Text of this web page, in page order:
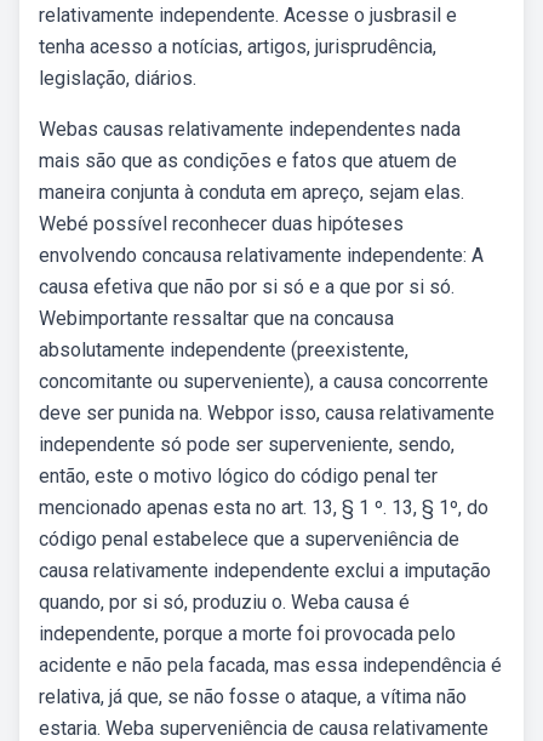
relativamente independente. Acesse o jusbrasil e
tenha acesso a notícias, artigos, jurisprudência,
legislação, diários.
Webas causas relativamente independentes nada
mais são que as condições e fatos que atuem de
maneira conjunta à conduta em apreço, sejam elas.
Webé possível reconhecer duas hipóteses
envolvendo concausa relativamente independente: A
causa efetiva que não por si só e a que por si só.
Webimportante ressaltar que na concausa
absolutamente independente (preexistente,
concomitante ou superveniente), a causa concorrente
deve ser punida na. Webpor isso, causa relativamente
independente só pode ser superveniente, sendo,
então, este o motivo lógico do código penal ter
mencionado apenas esta no art. 13, § 1 º. 13, § 1º, do
código penal estabelece que a superveniência de
causa relativamente independente exclui a imputação
quando, por si só, produziu o. Weba causa é
independente, porque a morte foi provocada pelo
acidente e não pela facada, mas essa independência é
relativa, já que, se não fosse o ataque, a vítima não
estaria. Weba superveniência de causa relativamente